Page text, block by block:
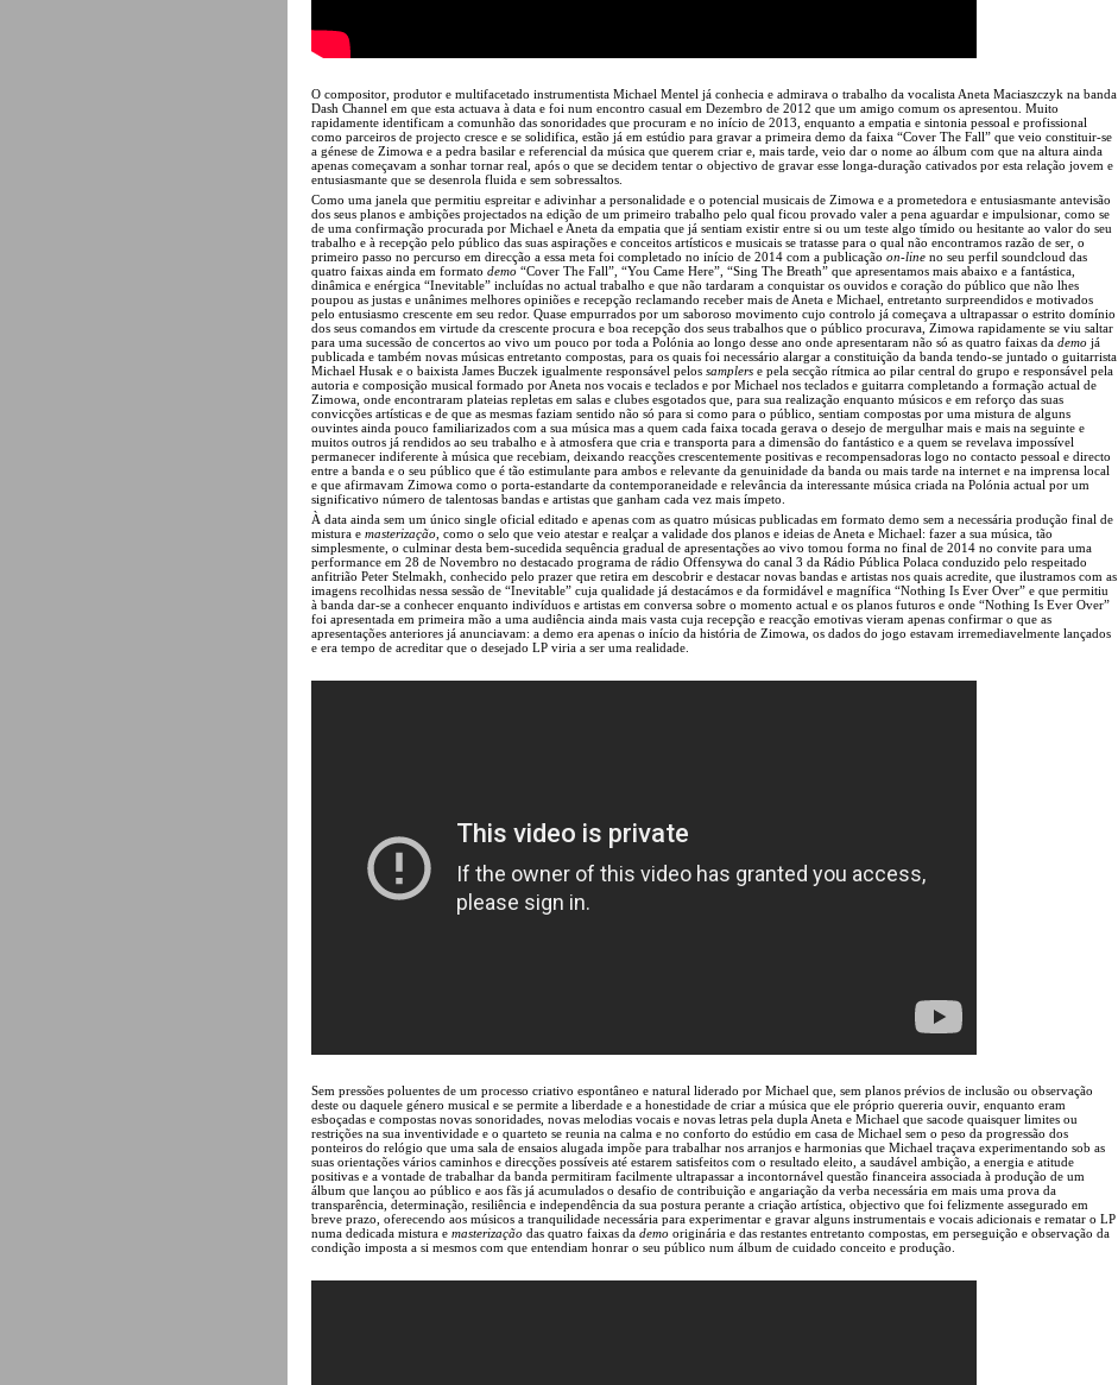
O compositor, produtor e multifacetado instrumentista Michael Mentel já conhecia e admirava o trabalho da vocalista Aneta Maciaszczyk na banda
Dash Channel em que esta actuava à data e foi num encontro casual em Dezembro de 2012 que um amigo comum os apresentou. Muito
rapidamente identificam a comunhão das sonoridades que procuram e no início de 2013, enquanto a empatia e sintonia pessoal e profissional
como parceiros de projecto cresce e se solidifica, estão já em estúdio para gravar a primeira demo da faixa “Cover The Fall” que veio constituir-se
a génese de Zimowa e a pedra basilar e referencial da música que querem criar e, mais tarde, veio dar o nome ao álbum com que na altura ainda
apenas começavam a sonhar tornar real, após o que se decidem tentar o objectivo de gravar esse longa-duração cativados por esta relação jovem e
entusiasmante que se desenrola fluida e sem sobressaltos.
Como uma janela que permitiu espreitar e adivinhar a personalidade e o potencial musicais de Zimowa e a prometedora e entusiasmante antevisão
dos seus planos e ambições projectados na edição de um primeiro trabalho pelo qual ficou provado valer a pena aguardar e impulsionar, como se
de uma confirmação procurada por Michael e Aneta da empatia que já sentiam existir entre si ou um teste algo tímido ou hesitante ao valor do seu
trabalho e à recepção pelo público das suas aspirações e conceitos artísticos e musicais se tratasse para o qual não encontramos razão de ser, o
primeiro passo no percurso em direcção a essa meta foi completado no início de 2014 com a publicação on-line no seu perfil soundcloud das
quatro faixas ainda em formato demo “Cover The Fall”, “You Came Here”, “Sing The Breath” que apresentamos mais abaixo e a fantástica,
dinâmica e enérgica “Inevitable” incluídas no actual trabalho e que não tardaram a conquistar os ouvidos e coração do público que não lhes
poupou as justas e unânimes melhores opiniões e recepção reclamando receber mais de Aneta e Michael, entretanto surpreendidos e motivados
pelo entusiasmo crescente em seu redor. Quase empurrados por um saboroso movimento cujo controlo já começava a ultrapassar o estrito domínio
dos seus comandos em virtude da crescente procura e boa recepção dos seus trabalhos que o público procurava, Zimowa rapidamente se viu saltar
para uma sucessão de concertos ao vivo um pouco por toda a Polónia ao longo desse ano onde apresentaram não só as quatro faixas da demo já
publicada e também novas músicas entretanto compostas, para os quais foi necessário alargar a constituição da banda tendo-se juntado o guitarrista
Michael Husak e o baixista James Buczek igualmente responsável pelos samplers e pela secção rítmica ao pilar central do grupo e responsável pela
autoria e composição musical formado por Aneta nos vocais e teclados e por Michael nos teclados e guitarra completando a formação actual de
Zimowa, onde encontraram plateias repletas em salas e clubes esgotados que, para sua realização enquanto músicos e em reforço das suas
convicções artísticas e de que as mesmas faziam sentido não só para si como para o público, sentiam compostas por uma mistura de alguns
ouvintes ainda pouco familiarizados com a sua música mas a quem cada faixa tocada gerava o desejo de mergulhar mais e mais na seguinte e
muitos outros já rendidos ao seu trabalho e à atmosfera que cria e transporta para a dimensão do fantástico e a quem se revelava impossível
permanecer indiferente à música que recebiam, deixando reacções crescentemente positivas e recompensadoras logo no contacto pessoal e directo
entre a banda e o seu público que é tão estimulante para ambos e relevante da genuinidade da banda ou mais tarde na internet e na imprensa local
e que afirmavam Zimowa como o porta-estandarte da contemporaneidade e relevância da interessante música criada na Polónia actual por um
significativo número de talentosas bandas e artistas que ganham cada vez mais ímpeto.
À data ainda sem um único single oficial editado e apenas com as quatro músicas publicadas em formato demo sem a necessária produção final de
mistura e masterização , como o selo que veio atestar e realçar a validade dos planos e ideias de Aneta e Michael: fazer a sua música, tão
simplesmente, o culminar desta bem-sucedida sequência gradual de apresentações ao vivo tomou forma no final de 2014 no convite para uma
performance em 28 de Novembro no destacado programa de rádio Offensywa do canal 3 da Rádio Pública Polaca conduzido pelo respeitado
anfitrião Peter Stelmakh, conhecido pelo prazer que retira em descobrir e destacar novas bandas e artistas nos quais acredite, que ilustramos com as
imagens recolhidas nessa sessão de “Inevitable” cuja qualidade já destacámos e da formidável e magnífica “Nothing Is Ever Over” e que permitiu
à banda dar-se a conhecer enquanto indivíduos e artistas em conversa sobre o momento actual e os planos futuros e onde “Nothing Is Ever Over”
foi apresentada em primeira mão a uma audiência ainda mais vasta cuja recepção e reacção emotivas vieram apenas confirmar o que as
apresentações anteriores já anunciavam: a demo era apenas o início da história de Zimowa, os dados do jogo estavam irremediavelmente lançados
e era tempo de acreditar que o desejado LP viria a ser uma realidade.
Sem pressões poluentes de um processo criativo espontâneo e natural liderado por Michael que, sem planos prévios de inclusão ou observação
deste ou daquele género musical e se permite a liberdade e a honestidade de criar a música que ele próprio quereria ouvir, enquanto eram
esboçadas e compostas novas sonoridades, novas melodias vocais e novas letras pela dupla Aneta e Michael que sacode quaisquer limites ou
restrições na sua inventividade e o quarteto se reunia na calma e no conforto do estúdio em casa de Michael sem o peso da progressão dos
ponteiros do relógio que uma sala de ensaios alugada impõe para trabalhar nos arranjos e harmonias que Michael traçava experimentando sob as
suas orientações vários caminhos e direcções possíveis até estarem satisfeitos com o resultado eleito, a saudável ambição, a energia e atitude
positivas e a vontade de trabalhar da banda permitiram facilmente ultrapassar a incontornável questão financeira associada à produção de um
álbum que lançou ao público e aos fãs já acumulados o desafio de contribuição e angariação da verba necessária em mais uma prova da
transparência, determinação, resiliência e independência da sua postura perante a criação artística, objectivo que foi felizmente assegurado em
breve prazo, oferecendo aos músicos a tranquilidade necessária para experimentar e gravar alguns instrumentais e vocais adicionais e rematar o LP
numa dedicada mistura e masterização das quatro faixas da demo originária e das restantes entretanto compostas, em perseguição e observação da
condição imposta a si mesmos com que entendiam honrar o seu público num álbum de cuidado conceito e produção.